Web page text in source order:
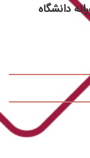
دانشگاه